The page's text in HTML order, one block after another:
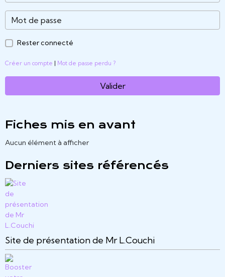
Rester connecté
Créer un compte Mot de passe perdu ?
Valider
Fiches mis en avant
Aucun élément à afficher
Derniers sites référencés
Site de présentation de Mr L.Couchi